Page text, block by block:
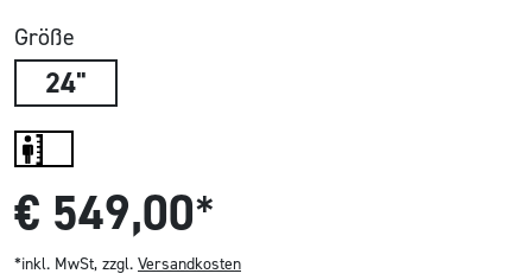
Größe
24"
€ 549,00*
*inkl. MwSt, zzgl. Versandkosten